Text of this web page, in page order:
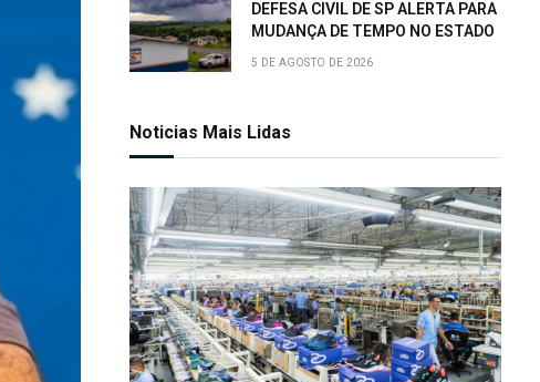
DEFESA CIVIL DE SP ALERTA PARA
MUDANÇA DE TEMPO NO ESTADO
5 DE AGOSTO DE 2026
Noticias Mais Lidas